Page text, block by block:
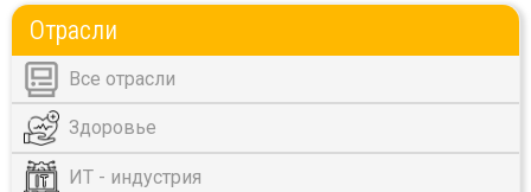
Отрасли
Все отрасли
Здоровье
ИТ - индустрия